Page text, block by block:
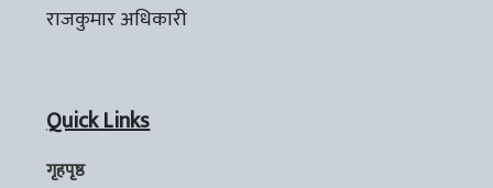
राजकुमार अधिकारी
Quick Links
गृहपृष्ठ